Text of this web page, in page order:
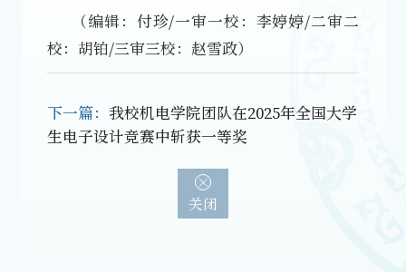
（编辑：付珍/一审一校：李婷婷/二审二
校：胡铂/三审三校：赵雪政）
下一篇： 我校机电学院团队在2025年全国大学
生电子设计竞赛中斩获一等奖
关闭